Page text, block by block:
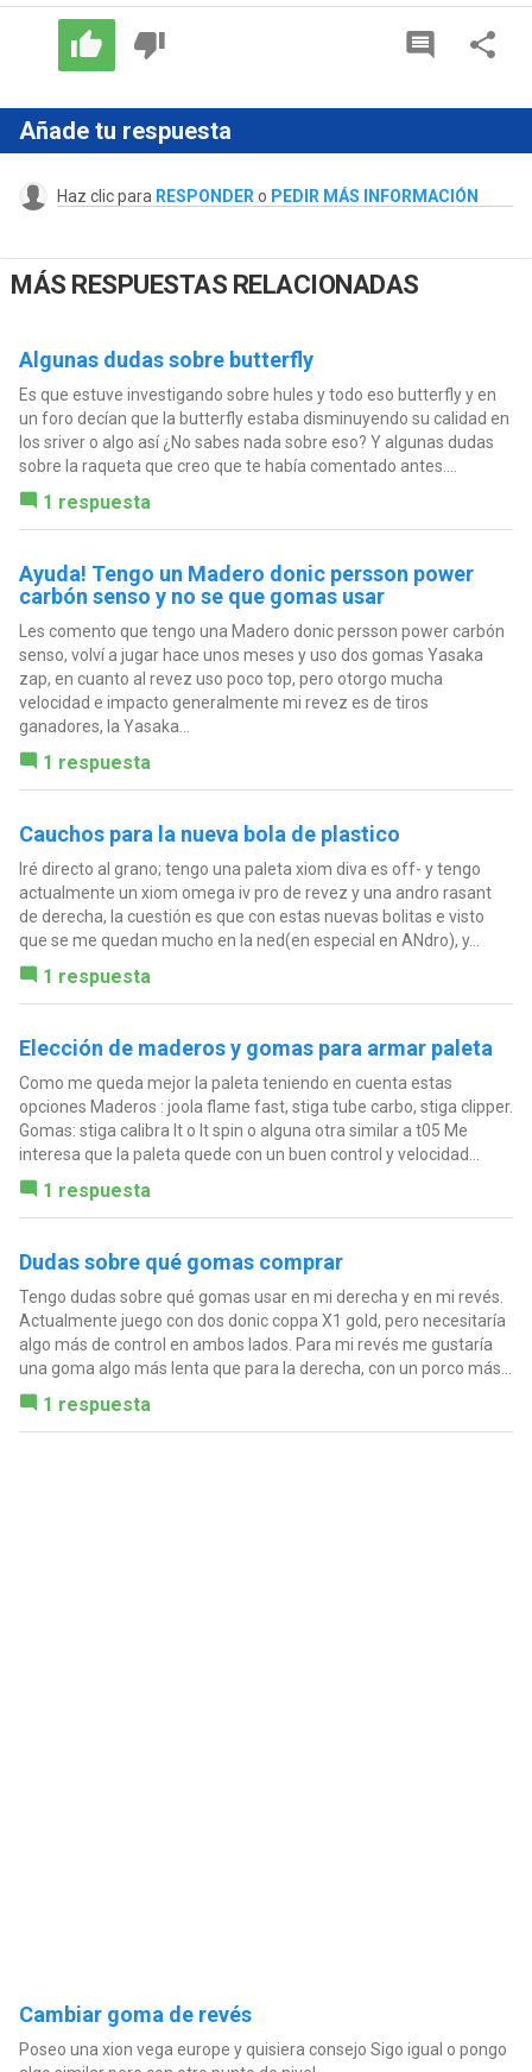
Añade tu respuesta
Haz clic para RESPONDER o PEDIR MÁS INFORMACIÓN
MÁS RESPUESTAS RELACIONADAS
Algunas dudas sobre butterfly
Es que estuve investigando sobre hules y todo eso butterfly y en
un foro decían que la butterfly estaba disminuyendo su calidad en
los sriver o algo así ¿No sabes nada sobre eso? Y algunas dudas
sobre la raqueta que creo que te había comentado antes....
1 respuesta
Ayuda! Tengo un Madero donic persson power
carbón senso y no se que gomas usar
Les comento que tengo una Madero donic persson power carbón
senso, volví a jugar hace unos meses y uso dos gomas Yasaka
zap, en cuanto al revez uso poco top, pero otorgo mucha
velocidad e impacto generalmente mi revez es de tiros
ganadores, la Yasaka...
1 respuesta
Cauchos para la nueva bola de plastico
Iré directo al grano; tengo una paleta xiom diva es off- y tengo
actualmente un xiom omega iv pro de revez y una andro rasant
de derecha, la cuestión es que con estas nuevas bolitas e visto
que se me quedan mucho en la ned(en especial en ANdro), y...
1 respuesta
Elección de maderos y gomas para armar paleta
Como me queda mejor la paleta teniendo en cuenta estas
opciones Maderos : joola flame fast, stiga tube carbo, stiga clipper.
Gomas: stiga calibra lt o lt spin o alguna otra similar a t05 Me
interesa que la paleta quede con un buen control y velocidad...
1 respuesta
Dudas sobre qué gomas comprar
Tengo dudas sobre qué gomas usar en mi derecha y en mi revés.
Actualmente juego con dos donic coppa X1 gold, pero necesitaría
algo más de control en ambos lados. Para mi revés me gustaría
una goma algo más lenta que para la derecha, con un porco más...
1 respuesta
Cambiar goma de revés
Poseo una xion vega europe y quisiera consejo Sigo igual o pongo